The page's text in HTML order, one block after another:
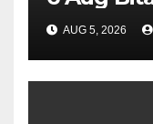
AUG 5, 2026